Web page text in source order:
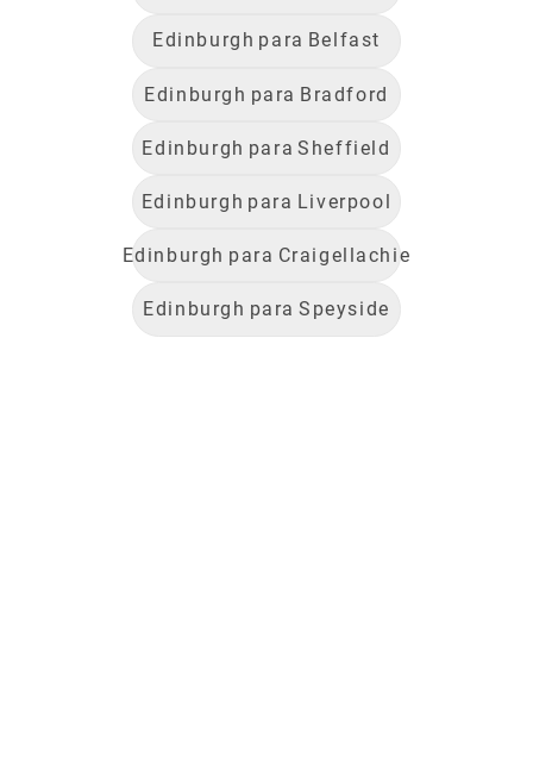
Edinburgh para Belfast
Edinburgh para Bradford
Edinburgh para Sheffield
Edinburgh para Liverpool
Edinburgh para Craigellachie
Edinburgh para Speyside